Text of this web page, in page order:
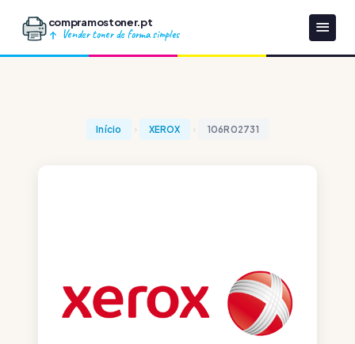
compramostoner.pt
Vender toner de forma simples
Início XEROX 106R02731